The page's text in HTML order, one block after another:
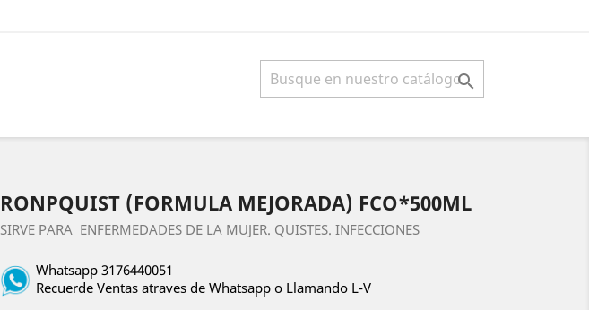

RONPQUIST (FORMULA MEJORADA) FCO*500ML
SIRVE PARA ENFERMEDADES DE LA MUJER. QUISTES. INFECCIONES
Whatsapp 3176440051
Recuerde Ventas atraves de Whatsapp o Llamando L-V